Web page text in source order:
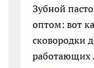
Зубной
оптом: вот
сковородки
работающих